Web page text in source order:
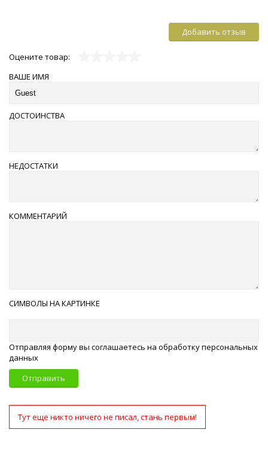
Добавить отзыв
Оцените товар:
ВАШЕ ИМЯ
ДОСТОИНСТВА
НЕДОСТАТКИ
КОММЕНТАРИЙ
СИМВОЛЫ НА КАРТИНКЕ
Отправляя форму вы соглашаетесь на обработку персональных
данных
Отправить
Тут еще никто ничего не писал, стань первым!